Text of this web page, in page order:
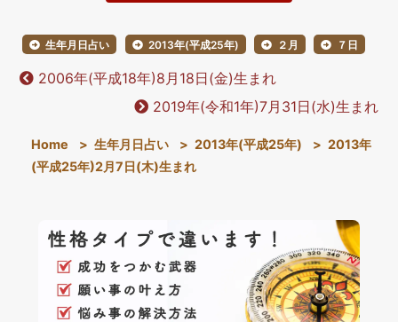
生年月日占い 2013年(平成25年) ２月 ７日
2006年(平成18年)8月18日(金)生まれ
2019年(令和1年)7月31日(水)生まれ
Home > 生年月日占い > 2013年(平成25年) > 2013年
(平成25年)2月7日(木)生まれ